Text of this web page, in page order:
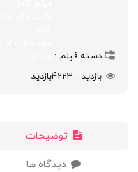
دسته فیلم
بازدید
4223بازدید
توضیحات
دیدگاه ها